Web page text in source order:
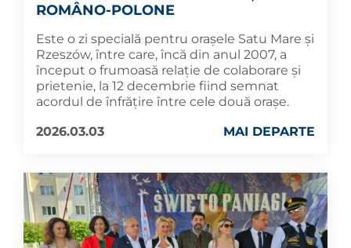
ROMÂNO-POLONE
Este o zi specială pentru orașele Satu Mare și
Rzeszów, între care, încă din anul 2007, a
început o frumoasă relație de colaborare și
prietenie, la 12 decembrie fiind semnat
acordul de înfrățire între cele două orașe.
2026.03.03
MAI DEPARTE